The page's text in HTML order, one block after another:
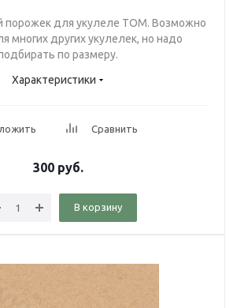
порожек для укулеле TOM. Возможно
многих других укулелек, но надо
по размеру.
Характеристики
Сравнить
300руб.
В корзину